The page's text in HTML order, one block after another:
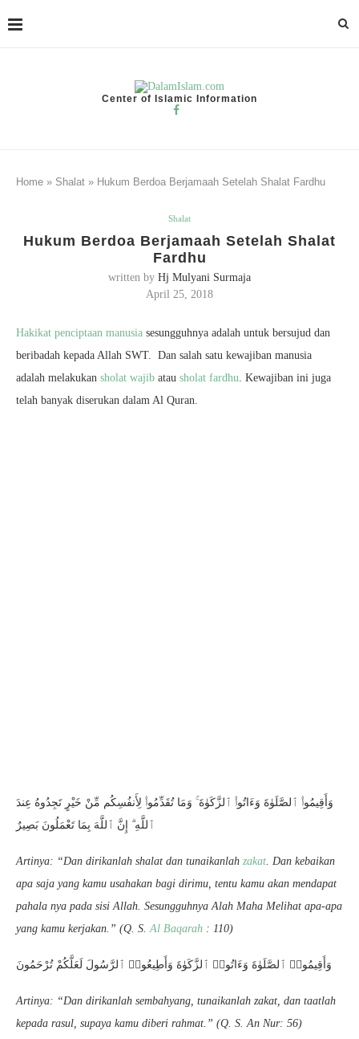
Center of Islamic Information
Home » Shalat » Hukum Berdoa Berjamaah Setelah Shalat Fardhu
Shalat
Hukum Berdoa Berjamaah Setelah Shalat
Fardhu
written by Hj Mulyani Surmaja
April 25, 2018
Hakikat penciptaan manusia sesungguhnya adalah untuk bersujud dan
beribadah kepada Allah SWT. Dan salah satu kewajiban manusia
adalah melakukan sholat wajib atau sholat fardhu. Kewajiban ini juga
telah banyak diserukan dalam Al Quran.
وَأَقِيمُوا۟ ٱلصَّلَوٰةَ وَءَاتُوا۟ ٱلزَّكَوٰةَ ۚ وَمَا تُقَدِّمُوا۟ لِأَنفُسِكُم مِّنْ خَيْرٍ تَجِدُوهُ عِندَ
ٱللَّهِ ۗ إِنَّ ٱللَّهَ بِمَا تَعْمَلُونَ بَصِيرٌ
Artinya: “Dan dirikanlah shalat dan tunaikanlah zakat. Dan kebaikan
apa saja yang kamu usahakan bagi dirimu, tentu kamu akan mendapat
pahala nya pada sisi Allah. Sesungguhnya Alah Maha Melihat apa-apa
yang kamu kerjakan.” (Q. S.Al Baqarah : 110)
وَأَقِيمُوا۟ ٱلصَّلَوٰةَ وَءَاتُوا۟ ٱلزَّكَوٰةَ وَأَطِيعُوا۟ ٱلرَّسُولَ لَعَلَّكُمْ تُرْحَمُونَ
Artinya: “Dan dirikanlah sembahyang, tunaikanlah zakat, dan taatlah
kepada rasul, supaya kamu diberi rahmat.” (Q. S. An Nur: 56)